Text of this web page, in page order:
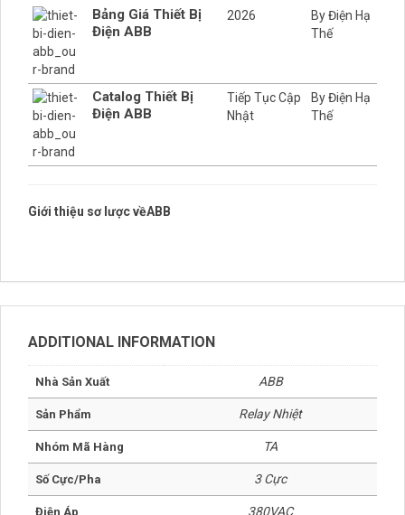
Thương
Hiệu
Danh Mục Năm Ghi Chú
ADDITIONAL INFORMATION
Nhà Sản Xuất ABB
Sản Phẩm Relay Nhiệt
Nhóm Mã Hàng TA